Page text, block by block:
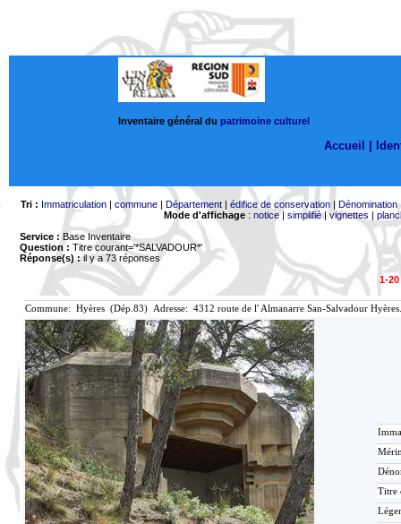
Inventaire général du patrimoine culturel
Accueil |
Tri : Immatriculation| commune| Département| édifice de conservation| Dénomination
Mode d'affichage: notice| simplifié|vignettes |
Service : Base Inventaire
Question : Titre courant='*SALVADOUR*'
Réponse(s) :il y a 73 réponses
1-20
Commune: Hyères (Dép.83) Adresse: 4312 route de l' Almanarre San-Salvadour
Titre